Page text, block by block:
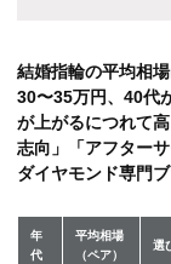
結婚指輪の平均相
30〜35万円、40代
が上がるにつれて
志向」「アフター
ダイヤモンド専門
年
代
平均相場
（ペア）
選